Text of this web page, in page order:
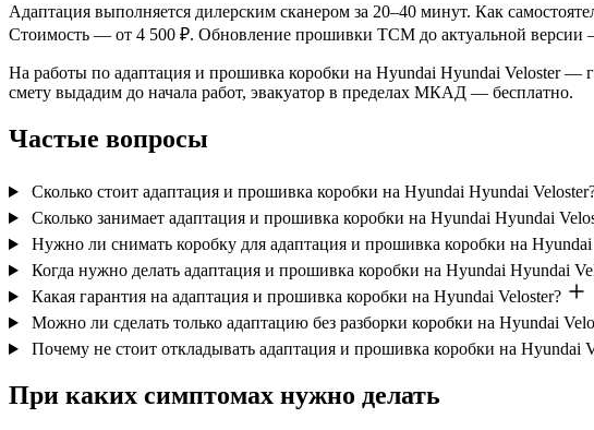
Адаптация выполняется дилерским сканером за 20–40 минут. Как
Стоимость — от 4 500 ₽. Обновление прошивки TCM до актуальной версии
На работы по адаптация и прошивка коробки на Hyundai Hyundai Veloster —
смету выдадим до начала работ, эвакуатор в пределах МКАД — бесплатно.
Частые вопросы
Сколько стоит адаптация и прошивка коробки на Hyundai Hyundai
Сколько занимает адаптация и прошивка коробки на Hyundai Hyundai
Нужно ли снимать коробку для адаптация и прошивка коробки на Hyundai
Когда нужно делать адаптация и прошивка коробки на Hyundai Hyundai
Какая гарантия на адаптация и прошивка коробки на Hyundai Veloster?
Можно ли сделать только адаптацию без разборки коробки на Hyundai
Почему не стоит откладывать адаптация и прошивка коробки на Hyundai
При каких симптомах нужно делать